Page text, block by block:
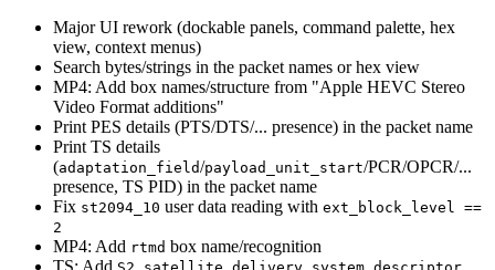
Major UI rework (dockable panels, command palette, hex
view, context menus)
Search bytes/strings in the packet names or hex view
MP4: Add box names/structure from "Apple HEVC Stereo
Video Format additions"
Print PES details (PTS/DTS/... presence) in the packet name
Print TS details
(adaptation_field/payload_unit_start/PCR/OPCR/...
presence, TS PID) in the packet name
Fix st2094_10 user data reading with ext_block_level ==
2
MP4: Add rtmd box name/recognition
TS: Add